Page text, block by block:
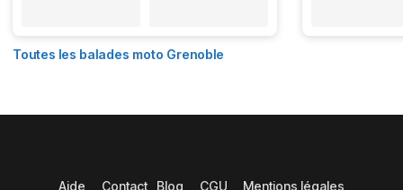
Toutes les balades moto Grenoble
Aide Contact Blog CGU Mentions légales